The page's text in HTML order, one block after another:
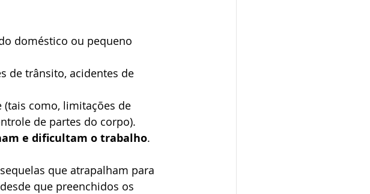
doméstico ou pequeno
de trânsito, acidentes de
(tais como, limitações de
de partes do corpo).
e dificultam o trabalho.
que atrapalham para
que preenchidos os